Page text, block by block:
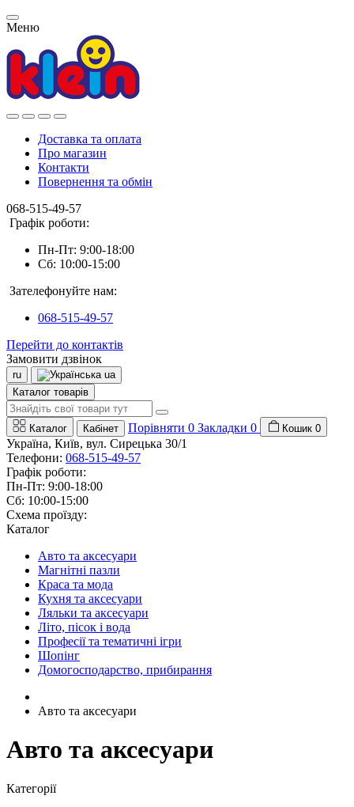
Меню
Доставка та оплата
Про магазин
Контакти
Повернення та обмін
068-515-49-57
Графік роботи:
Пн-Пт: 9:00-18:00
Сб: 10:00-15:00
Зателефонуйте нам:
068-515-49-57
Перейти до контактів
Замовити дзвінок
ru
ua
Каталог товарів
Каталог Кабінет Порівняти 0 Закладки 0 Кошик 0
Україна, Київ, вул. Сирецька 30/1
Телефони: 068-515-49-57
Графік роботи:
Пн-Пт: 9:00-18:00
Сб: 10:00-15:00
Схема проїзду:
Каталог
Авто та аксесуари
Магнітні пазли
Краса та мода
Кухня та аксесуари
Ляльки та аксесуари
Літо, пісок і вода
Професії та тематичні ігри
Шопінг
Домогосподарство, прибирання
Авто та аксесуари
Авто та аксесуари
Категорії